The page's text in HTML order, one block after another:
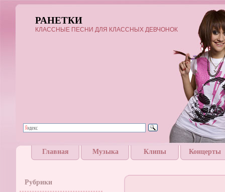
РАНЕТКИ
КЛАССНЫЕ ПЕСНИ ДЛЯ КЛАССНЫХ ДЕВЧОНОК
Главная Музыка Клипы Концерты
Рубрики